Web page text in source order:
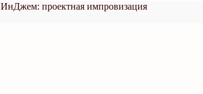
ИнДжем: проектная импровизация